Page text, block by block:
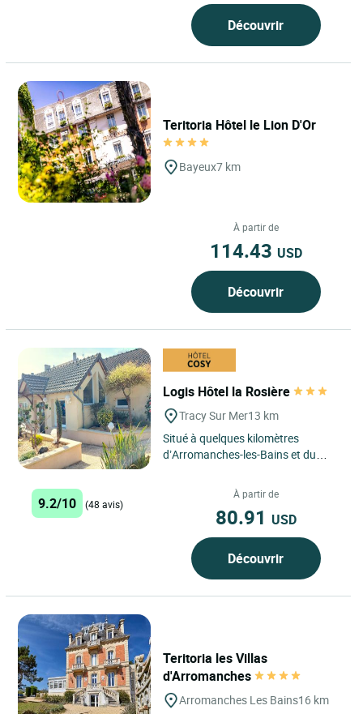
Découvrir
Teritoria Hôtel le Lion D'Or
Bayeux7 km
À partir de
114.43 USD
Découvrir
Logis Hôtel la Rosière
Tracy Sur Mer13 km
Situé à quelques kilomètres
d’Arromanches-les-Bains et du
Rosière dispose de 23...
9.2/10 (48 avis)
À partir de
80.91 USD
Découvrir
Teritoria les Villas
d'Arromanches
Arromanches Les Bains16 km